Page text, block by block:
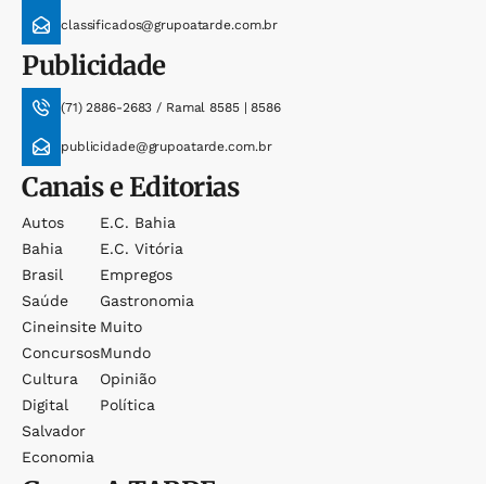
classificados@grupoatarde.com.br
Publicidade
(71) 2886-2683 / Ramal 8585 | 8586
publicidade@grupoatarde.com.br
Canais e Editorias
Autos
Bahia
Brasil
Saúde
Cineinsite
Concursos
Cultura
Digital
Salvador
Economia
E.c. Bahia
E.c. Vitória
Empregos
Gastronomia
Muito
Mundo
Opinião
Política